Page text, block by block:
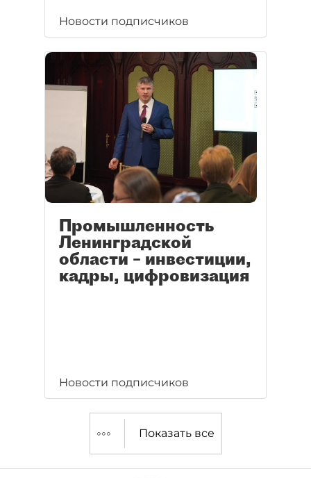
Новости подписчиков
Промышленность
Ленинградской
области – инвестиции,
кадры, цифровизация
Новости подписчиков
Показать все